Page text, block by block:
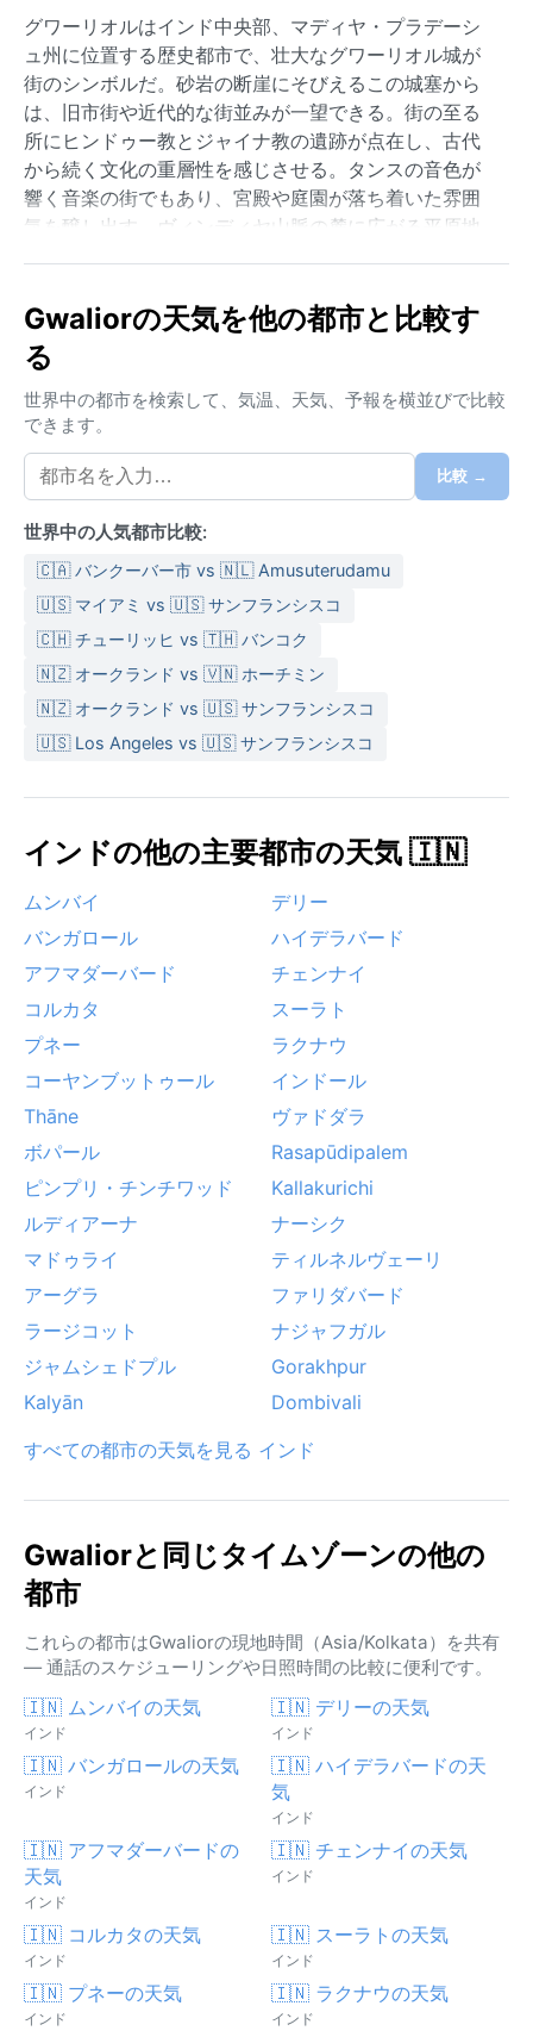
グワーリオルはインド中央部、マディヤ・プラデーシ
ュ州に位置する歴史都市で、壮大なグワーリオル城が
街のシンボルだ。砂岩の断崖にそびえるこの城塞から
は、旧市街や近代的な街並みが一望できる。街の至る
所にヒンドゥー教とジャイナ教の遺跡が点在し、古代
から続く文化の重層性を感じさせる。タンスの音色が
響く音楽の街でもあり、宮殿や庭園が落ち着いた雰囲
気を醸し出す。ヴィンディヤ山脈の麓に広がる平原地
に属する。夏は3月から6月で、日中の気温は40度を超
える酷暑となり、湿度も上昇する。モンスーンは6月後
間降水の大部分が集中する。冬は11月から2月で、乾燥
した晴天が続く。最低気温は5度前後まで下がるが、日
中の日差しは暖かい。気温の年較差が大きく、湿度も
季節によって大きく変わる。服装としては、夏は通気
性の良い綿素材、冬は薄手のセーターやジャケットが
かせない。
気温と晴天が続く。春先の3月末には乾燥した西風が砂
塵を巻き上げる「ダストストーム」が発生することが
あり、視界が悪くなる。熱波（ヒートウェーブ）は4月
から5月にかけて頻繁に訪れ、体感温度をさらに押し上
雨が局地的な洪水を引き起こすこともある。全体とし
は歴史散策に最適な環境を提供してくれる。
Gwaliorの天気を他の都市と比較す
る
世界中の都市を検索して、気温、天気、予報を横並びで比較
できます。
比較 →
世界中の人気都市比較:
🇨🇦 バンクーバー市 vs 🇳🇱 Amusuterudamu
🇺🇸 マイアミ vs 🇺🇸 サンフランシスコ
🇨🇭 チューリッヒ vs 🇹🇭 バンコク
🇳🇿 オークランド vs 🇻🇳 ホーチミン
🇳🇿 オークランド vs 🇺🇸 サンフランシスコ
🇺🇸 Los Angeles vs 🇺🇸 サンフランシスコ
インドの他の主要都市の天気 🇮🇳
ムンバイ
デリー
バンガロール
ハイデラバード
アフマダーバード
チェンナイ
コルカタ
スーラト
プネー
ラクナウ
コーヤンブットゥール
インドール
Thāne
ヴァドダラ
ボパール
Rasapūdipalem
ピンプリ・チンチワッド
Kallakurichi
ルディアーナ
ナーシク
マドゥライ
ティルネルヴェーリ
アーグラ
ファリダバード
ラージコット
ナジャフガル
ジャムシェドプル
Gorakhpur
Kalyān
Dombivali
すべての都市の天気を見る インド
Gwaliorと同じタイムゾーンの他の
都市
これらの都市はGwaliorの現地時間（Asia/Kolkata）を共有
— 通話のスケジューリングや日照時間の比較に便利です。
🇮🇳 ムンバイの天気
インド
🇮🇳 デリーの天気
インド
🇮🇳 バンガロールの天気
インド
🇮🇳 ハイデラバードの天
気
インド
🇮🇳 アフマダーバードの
天気
インド
🇮🇳 チェンナイの天気
インド
🇮🇳 コルカタの天気
インド
🇮🇳 スーラトの天気
インド
🇮🇳 プネーの天気
インド
🇮🇳 ラクナウの天気
インド